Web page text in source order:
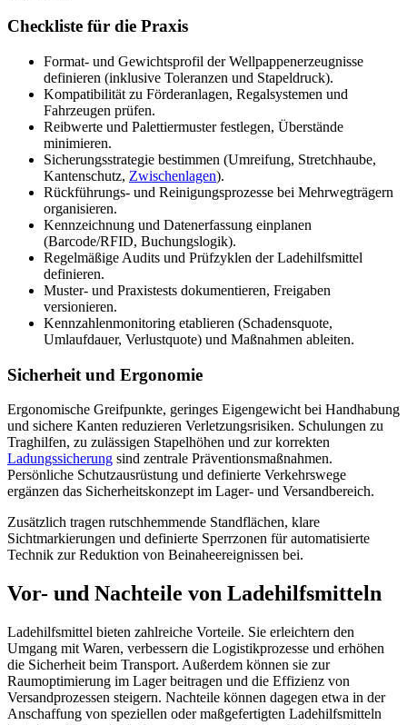
Checkliste für die Praxis
Format- und Gewichtsprofil der Wellpappenerzeugnisse
definieren (inklusive Toleranzen und Stapeldruck).
Kompatibilität zu Förderanlagen, Regalsystemen und
Fahrzeugen prüfen.
Reibwerte und Palettiermuster festlegen, Überstände
minimieren.
Sicherungsstrategie bestimmen (Umreifung, Stretchhaube,
Kantenschutz, Zwischenlagen).
Rückführungs- und Reinigungsprozesse bei Mehrwegträgern
organisieren.
Kennzeichnung und Datenerfassung einplanen
(Barcode/RFID, Buchungslogik).
Regelmäßige Audits und Prüfzyklen der Ladehilfsmittel
definieren.
Muster- und Praxistests dokumentieren, Freigaben
versionieren.
Kennzahlenmonitoring etablieren (Schadensquote,
Umlaufdauer, Verlustquote) und Maßnahmen ableiten.
Sicherheit und Ergonomie
Ergonomische Greifpunkte, geringes Eigengewicht bei Handhabung
und sichere Kanten reduzieren Verletzungsrisiken. Schulungen zu
Traghilfen, zu zulässigen Stapelhöhen und zur korrekten
Ladungssicherung sind zentrale Präventionsmaßnahmen.
Persönliche Schutzausrüstung und definierte Verkehrswege
ergänzen das Sicherheitskonzept im Lager- und Versandbereich.
Zusätzlich tragen rutschhemmende Standflächen, klare
Sichtmarkierungen und definierte Sperrzonen für automatisierte
Technik zur Reduktion von Beinaheereignissen bei.
Vor- und Nachteile von Ladehilfsmitteln
Ladehilfsmittel bieten zahlreiche Vorteile. Sie erleichtern den
Umgang mit Waren, verbessern die Logistikprozesse und erhöhen
die Sicherheit beim Transport. Außerdem können sie zur
Raumoptimierung im Lager beitragen und die Effizienz von
Versandprozessen steigern. Nachteile können dagegen etwa in der
Anschaffung von speziellen oder maßgefertigten Ladehilfsmitteln